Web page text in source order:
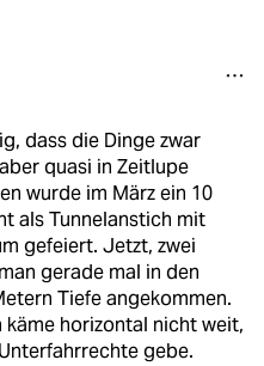
dass die Dinge zwar
quasi in Zeitlupe
wurde im März ein 10
als Tunnelanstich mit
gefeiert. Jetzt, zwei
gerade mal in den
Tiefe angekommen.
käme horizontal nicht weit,
gebe.